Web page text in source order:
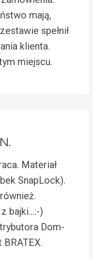
mają,
spełnił
klienta.
miejscu.
Materiał
SnapLock).
bajki…:-)
Dom-
BRATEX.